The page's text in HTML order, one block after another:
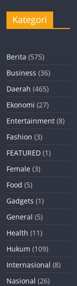
Kategori
Berita (575)
Business (36)
Daerah (465)
Ekonomi (27)
Entertainment (8)
Fashion (3)
FEATURED (1)
Female (3)
Food (5)
Gadgets (1)
General (5)
Health (11)
Hukum (109)
Internasional (8)
Nasional (26)